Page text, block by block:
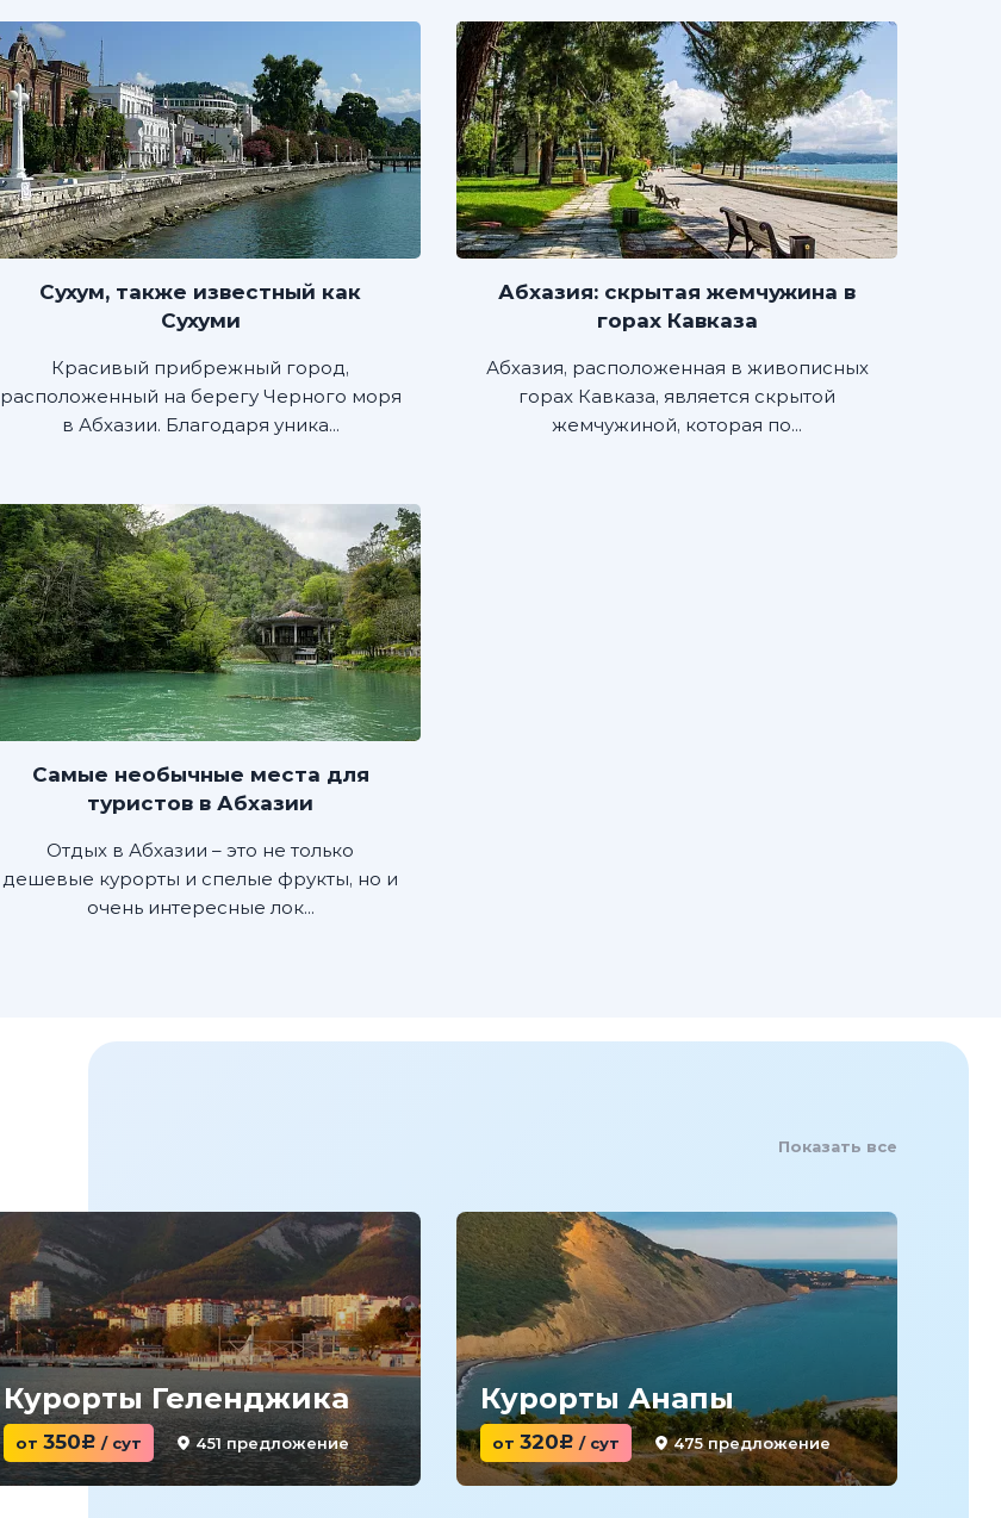
Сухум, также известный как
Сухуми
Красивый прибрежный город,
расположенный на берегу Черного моря
в Абхазии. Благодаря уника...
Абхазия: скрытая жемчужина в
горах Кавказа
Абхазия, расположенная в живописных
горах Кавказа, является скрытой
жемчужиной, которая по...
Самые необычные места для
туристов в Абхазии
Отдых в Абхазии – это не только
дешевые курорты и спелые фрукты, но и
очень интересные лок...
Курорты Геленджика
от 350c / сут 451 предложение
Курорты Анапы
от 320c / сут 475 предложение
Показать все